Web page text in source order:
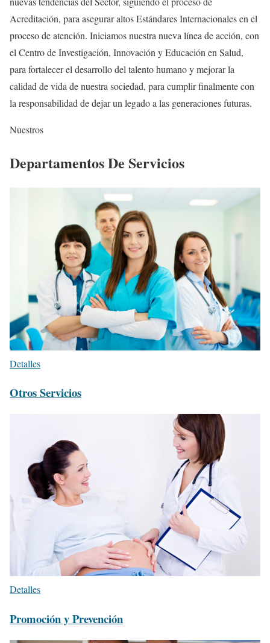
Acreditación, para asegurar altos Estándares Internacionales en el
proceso de atención. Iniciamos nuestra nueva línea de acción, con
el Centro de Investigación, Innovación y Educación en Salud,
para fortalecer el desarrollo del talento humano y mejorar la
calidad de vida de nuestra sociedad, para cumplir finalmente con
la responsabilidad de dejar un legado a las generaciones futuras.
Nuestros
Departamentos De Servicios
Detalles
Otros Servicios
Detalles
Promoción y Prevención